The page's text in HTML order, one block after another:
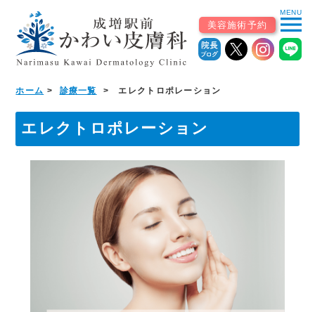
MENU
menu
美容施術予約
ホーム 診療一覧 エレクトロポレーション
エレクトロポレーション
初めての患者様へ
診療科から探す
皮膚科（一般・小児） 美容皮膚科・自由診療
アレルギー科